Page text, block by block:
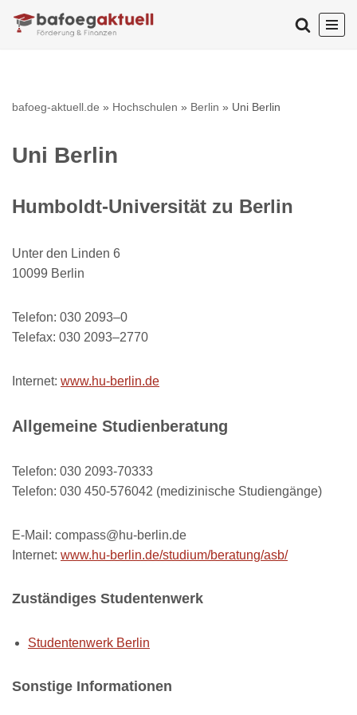
bafoeg-aktuell.de » Hochschulen » Berlin » Uni Berlin
Uni Berlin
Humboldt-Universität zu Berlin
Unter den Linden 6
10099 Berlin
Telefon: 030 2093–0
Telefax: 030 2093–2770
Internet: www.hu-berlin.de
Allgemeine Studienberatung
Telefon: 030 2093-70333
Telefon: 030 450-576042 (medizinische Studiengänge)
E-Mail: compass@hu-berlin.de
Internet: www.hu-berlin.de/studium/beratung/asb/
Zuständiges Studentenwerk
Studentenwerk Berlin
Sonstige Informationen